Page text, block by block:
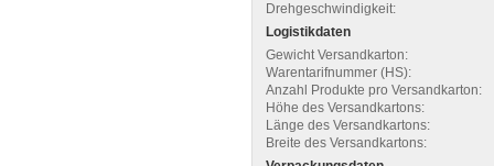
Drehgeschwindigkeit:
Logistikdaten
Gewicht Versandkarton:
Warentarifnummer (HS):
Anzahl Produkte pro Versandkarton:
Höhe des Versandkartons:
Länge des Versandkartons:
Breite des Versandkartons: